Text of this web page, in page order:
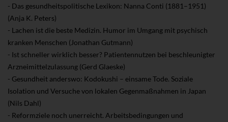
- Das gesundheitspolitische Lexikon: Nanna Conti (1881–1951)
(Anja K. Peters)
- Lachen ist die beste Medizin. Humor im Umgang mit psychisch
kranken Menschen (Jonathan Gutmann)
- Ist schneller wirklich besser? Patientennutzen bei beschleunigter
Arzneimittelzulassung (Gerd Glaeske)
- Gesundheit anderswo: Kodokushi – einsame Tode. Soziale
Isolation und Versuche von lokalen Gegenmaßnahmen in Japan
(Nils Dahl)
- Reformziele noch unerreicht. Arbeitsbedingungen und